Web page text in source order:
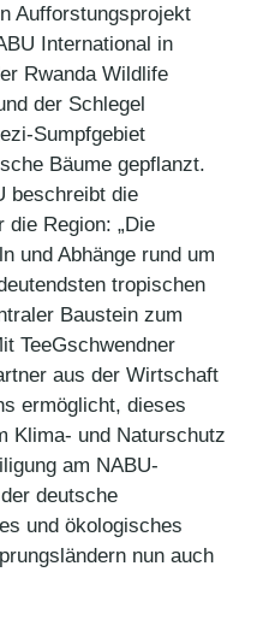
Aufforstungsprojekt
International in
Rwanda Wildlife
der Schlegel
Sumpfgebiet
Bäume gepflanzt.
beschreibt die
die Region: „Die
und Abhänge rund um
tropischen
Baustein zum
TeeGschwendner
aus der Wirtschaft
ermöglicht, dieses
Klima- und Naturschutz
am NABU-
deutsche
und ökologisches
nun auch